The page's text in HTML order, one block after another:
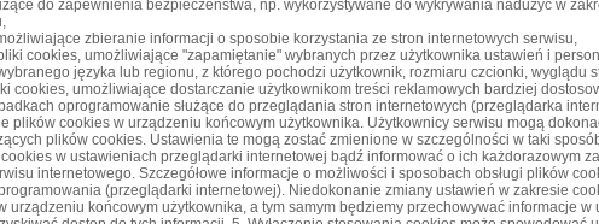
do zapewnienia bezpieczeństwa, np. wykorzystywane do wykrywania nadużyć w
zbieranie informacji o sposobie korzystania ze stron internetowych serwisu,
cookies, umożliwiające "zapamiętanie" wybranych przez użytkownika ustawień i
języka lub regionu, z którego pochodzi użytkownik, rozmiaru czcionki, wyglądu
cookies, umożliwiające dostarczanie użytkownikom treści reklamowych bardziej
oprogramowanie służące do przeglądania stron internetowych (przeglądarka
plików cookies w urządzeniu końcowym użytkownika. Użytkownicy serwisu mogą
plików cookies. Ustawienia te mogą zostać zmienione w szczególności w taki
w ustawieniach przeglądarki internetowej bądź informować o ich każdorazowym
internetowego. Szczegółowe informacje o możliwości i sposobach obsługi plików
(przeglądarki internetowej). Niedokonanie zmiany ustawień w zakresie
urządzeniu końcowym użytkownika, a tym samym będziemy przechowywać informacje w